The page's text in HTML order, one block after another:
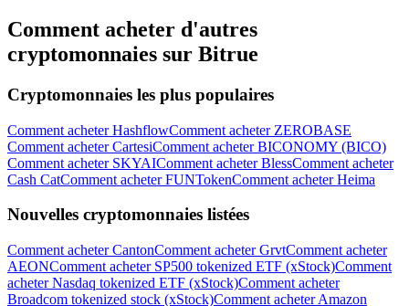
Se connecterS'inscrire
Centre de
récompenses
Comment acheter d'autres
cryptomonnaies sur Bitrue
Cryptomonnaies les plus populaires
Comment acheter HashflowComment acheter ZEROBASE
Comment acheter CartesiComment acheter BICONOMY (BICO)
Comment acheter SKYAIComment acheter BlessComment acheter
Cash CatComment acheter FUNTokenComment acheter Heima
Nouvelles cryptomonnaies listées
Comment acheter CantonComment acheter GrvtComment acheter
AEONComment acheter SP500 tokenized ETF (xStock)Comment
acheter Nasdaq tokenized ETF (xStock)Comment acheter
Broadcom tokenized stock (xStock)Comment acheter Amazon